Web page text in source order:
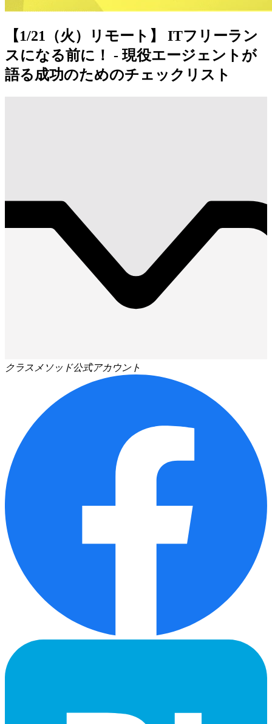
【1/21（火）リモート】 ITフリーラン
スになる前に！ - 現役エージェントが
語る成功のためのチェックリスト
クラスメソッド公式アカウント